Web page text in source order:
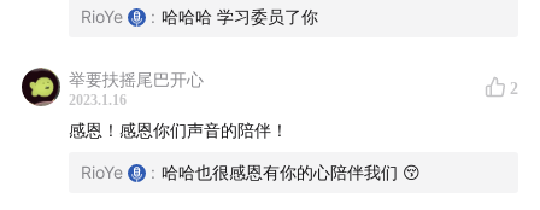
最简单的做法，就是练习恐惧的另一面。另一面就是慈
方式。
1:56:54 【18 该如何达到身、心、灵统 一的状态?】
身心就会被带往退化与不快乐的道路上。
RioYe : 哈哈哈 学习委员了你
举要扶摇尾巴开心
2023.1.16
2
感恩！感恩你们声音的陪伴！
RioYe : 哈哈也很感恩有你的心陪伴我们 😚